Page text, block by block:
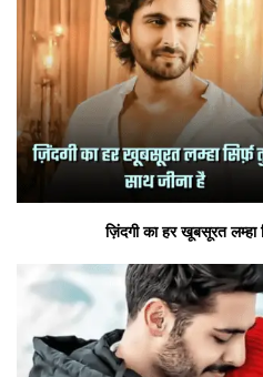
ज़िंदगी का हर खूबसूरत लम्हा